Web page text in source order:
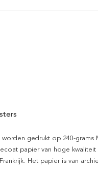
gedrukt op 240-grams
papier van hoge kwaliteit
Het papier is van